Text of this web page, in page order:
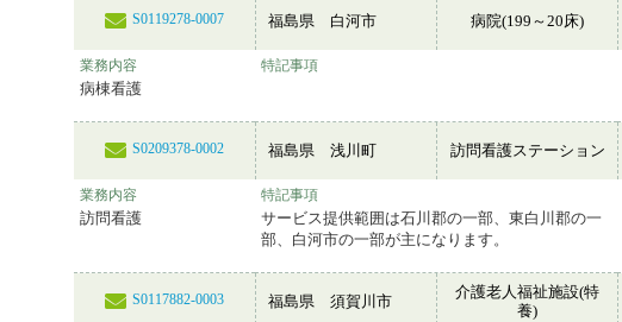
S0119278-0007 福島県 白河市 病院(199～20床)
業務内容
病棟看護
特記事項
S0209378-0002 福島県 浅川町 訪問看護ステーション
業務内容
訪問看護
特記事項
サービス提供範囲は石川郡の一部、東白川郡の一
部、白河市の一部が主になります。
S0117882-0003 福島県 須賀川市
介護老人福祉施設(特
養)